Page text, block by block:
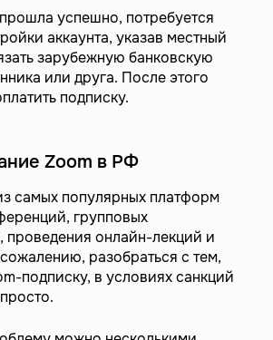
успешно, потребуется
аккаунта, указав местный
зарубежную банковскую
или друга. После этого
подписку.
Zoom в РФ
самых популярных платформ
групповых
проведения онлайн-лекций и
разобраться с тем,
подписку, в условиях санкций